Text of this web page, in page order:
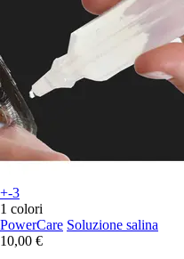
+-3
1 colori
PowerCare Soluzione salina
10,00 €